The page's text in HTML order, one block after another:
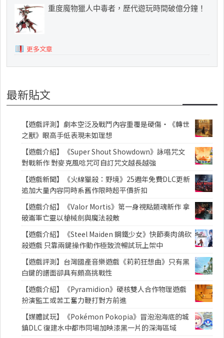
重度魔物獵人中毒者，歷代遊玩時間破億分鐘！
更多文章
最新貼文
【遊戲評測】劇本空泛及戰鬥內容重覆是硬傷・《轉世
之獸》眼高手低表現未如理想
【遊戲介紹】《Super Shout Showdown》詠唱咒文
對戰新作 對麥克風唸咒可自訂咒文越長越強
【遊戲新聞】《火線獵殺：野境》25週年免費DLC更新
追加大量內容同時系舊作限時超平價折扣
【遊戲介紹】《Valor Mortis》第一身視點類魂新作 拿
破崙軍亡靈以槍械劍與魔法殺敵
【遊戲介紹】《Steel Maiden 鋼鐵少女》快節奏肉鴿砍
殺遊戲 只靠兩鍵操作動作極致流暢試玩上架中
【遊戲評測】台灣國產音樂遊戲《莉莉狂想曲》只有黑
白鍵的譜面卻具有頗高挑戰性
【遊戲介紹】《Pyramidion》硬核雙人合作物理遊戲
扮演監工或苦工奮力鞭打對方前進
【媒體試玩】《Pokémon Pokopia》冒泡泡海底的城
鎮DLC 復建水中都市同場加映漆黑一片的深海區域